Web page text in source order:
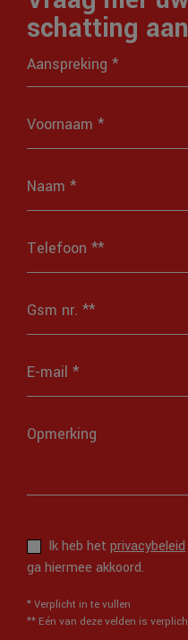
schatting
Aanspreking *
Ik heb het privacybeleid
ga hiermee akkoord.
*Verplicht in te vullen
** Eén van deze velden is